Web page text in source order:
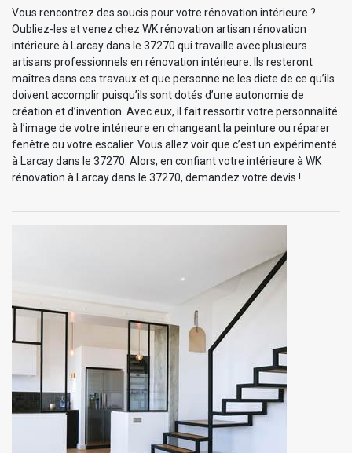
Vous rencontrez des soucis pour votre rénovation intérieure ?
Oubliez-les et venez chez WK rénovation artisan rénovation
intérieure à Larcay dans le 37270 qui travaille avec plusieurs
artisans professionnels en rénovation intérieure. Ils resteront
maîtres dans ces travaux et que personne ne les dicte de ce qu’ils
doivent accomplir puisqu’ils sont dotés d’une autonomie de
création et d’invention. Avec eux, il fait ressortir votre personnalité
à l’image de votre intérieure en changeant la peinture ou réparer
fenêtre ou votre escalier. Vous allez voir que c’est un expérimenté
à Larcay dans le 37270. Alors, en confiant votre intérieure à WK
rénovation à Larcay dans le 37270, demandez votre devis !